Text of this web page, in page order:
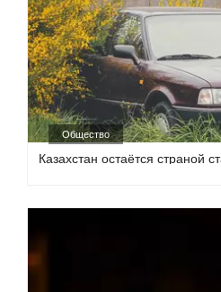
Общество
Казахстан остаётся страной